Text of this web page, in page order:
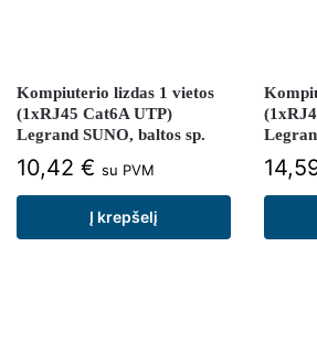
Kompiuterio lizdas 1 vietos
(1xRJ45 Cat6A UTP)
Legrand SUNO, baltos sp.
10,42 € su PVM
Į krepšelį